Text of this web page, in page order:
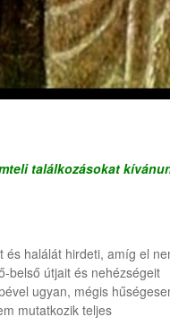
találkozásokat
és halálát hirdeti, amíg el
belső útjait és nehézségeit
ugyan, mégis
mutatkozik teljes